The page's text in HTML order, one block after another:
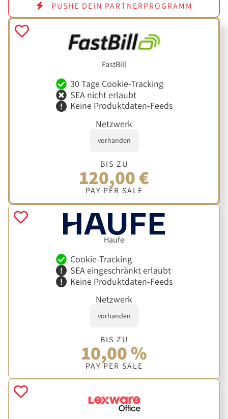
PUSHE DEIN PARTNERPROGRAMM
FastBill
30 Tage Cookie-Tracking
SEA nicht erlaubt
Keine Produktdaten-Feeds
Netzwerk
vorhanden
BIS ZU
120,00 €
PAY PER SALE
Haufe
Cookie-Tracking
SEA eingeschränkt erlaubt
Keine Produktdaten-Feeds
Netzwerk
vorhanden
BIS ZU
10,00 %
PAY PER SALE